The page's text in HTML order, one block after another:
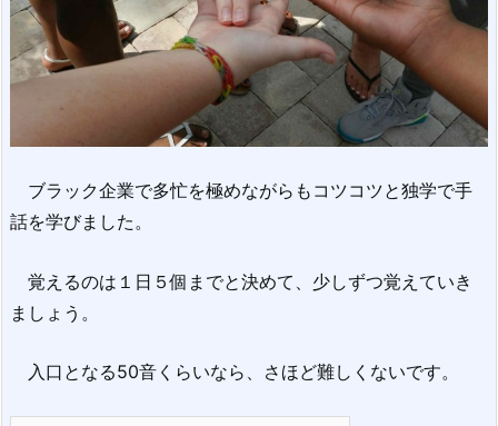
ブラック企業で多忙を極めながらもコツコツと独学で手
話を学びました。
覚えるのは１日５個までと決めて、少しずつ覚えていき
ましょう。
入口となる50音くらいなら、さほど難しくないです。